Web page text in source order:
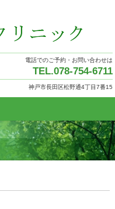
電話でのご予約・お問い合わせは
TEL.078-754-6711
神戸市長田区松野通4丁目7番15